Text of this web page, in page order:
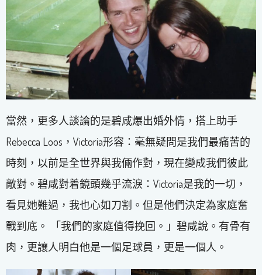
當然，更多人談論的是碧咸爆出婚外情，搭上助手
Rebecca Loos，Victoria形容：毫無疑問是我們最痛苦的
時刻，以前是全世界與我倆作對，現在變成我們彼此
敵對。碧咸對着鏡頭幾乎流淚：Victoria是我的一切，
看見她難過，我也心如刀割。但是他們決定為家庭奮
戰到底。 「我們的家庭值得挽回。」碧咸說。有骨有
肉，更讓人明白他是一個足球員，更是一個人。